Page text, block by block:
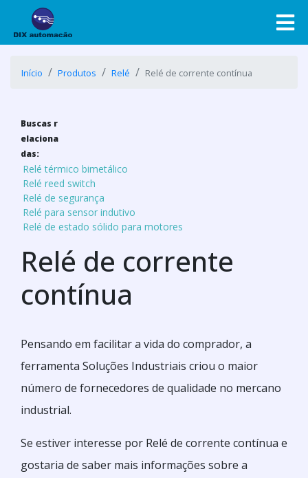
Início Produtos Relé Relé de corrente contínua
Buscas r
elaciona
das:
Relé térmico bimetálico
Relé reed switch
Relé de segurança
Relé para sensor indutivo
Relé de estado sólido para motores
Relé de corrente
contínua
Pensando em facilitar a vida do comprador, a
ferramenta Soluções Industriais criou o maior
número de fornecedores de qualidade no mercano
industrial.
Se estiver interesse por Relé de corrente contínua e
gostaria de saber mais informações sobre a